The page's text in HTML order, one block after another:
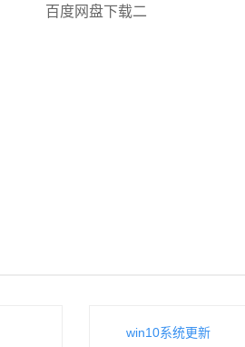
百度网盘下载二
win10系统更新